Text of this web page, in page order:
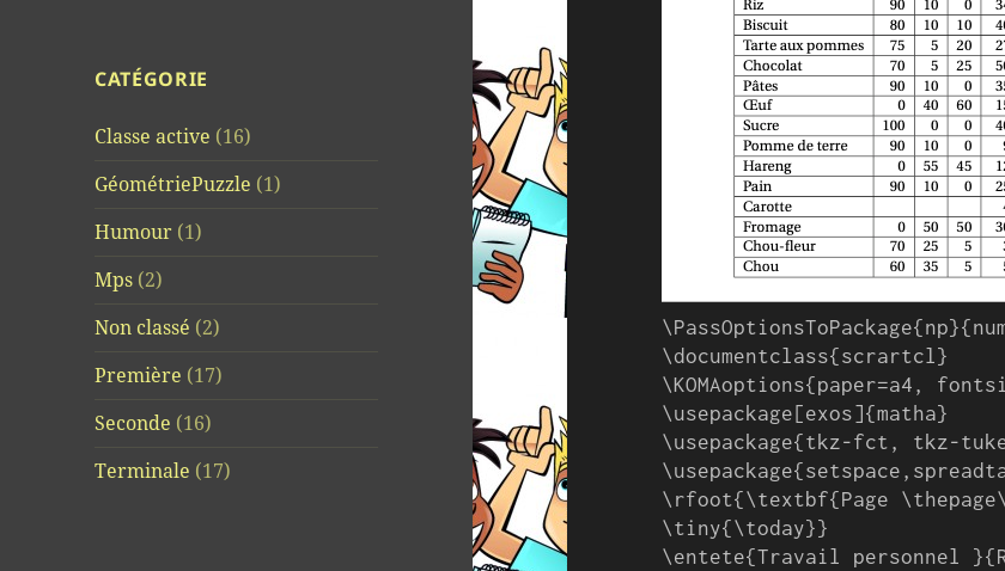
CATÉGORIE
Classe active (16)
GéométriePuzzle (1)
Humour (1)
Mps (2)
Non classé (2)
Première (17)
Seconde (16)
Terminale (17)
\documentclass{scrartcl}
\KOMAoptions{paper=a4,
\usepackage[exos]{matha}
\usepackage{tkz-fct, tkz-
\rfoot{\textbf{Page
\tiny{\today}}
\entete{Travail personnel